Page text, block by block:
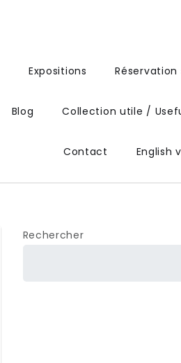
Expositions Réservation
Blog Collection utile /
Contact English
Rechercher